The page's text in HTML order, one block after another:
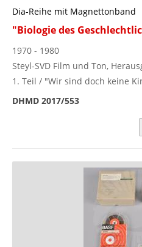
Dia-Reihe mit Magnettonband
"Biologie des
1970 - 1980
Steyl-SVD Film und Ton,
1. Teil / "Wir sind doch keine
DHMD 2017/553